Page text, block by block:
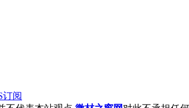
订阅